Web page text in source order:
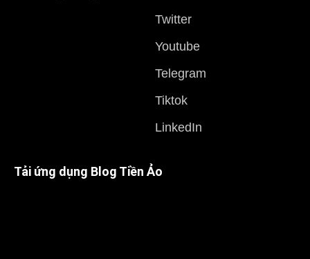
Twitter
Youtube
Telegram
Tiktok
LinkedIn
Tải ứng dụng Blog Tiền Ảo